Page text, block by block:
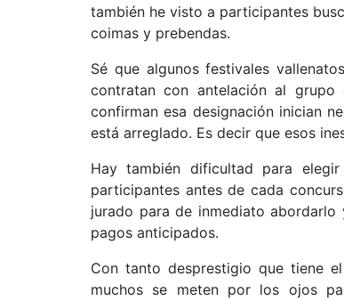
también he visto a participantes
coimas y prebendas.
Sé que algunos festivales
contratan con antelación al
confirman esa designación inician
está arreglado. Es decir que esos
Hay también dificultad para
participantes antes de cada
jurado para de inmediato
pagos anticipados.
Con tanto desprestigio que tiene
muchos se meten por los ojos